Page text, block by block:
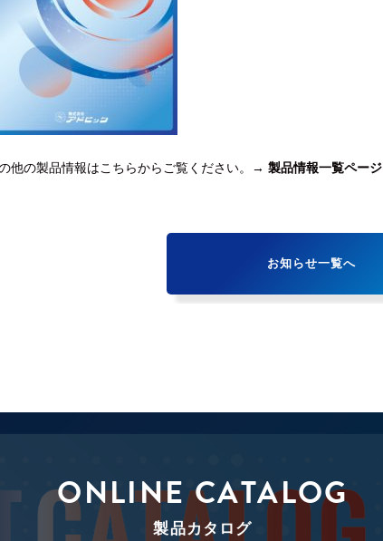
他の製品情報はこちらからご覧ください。→ 製品情報一覧ページ
お知らせ一覧へ
ONLINE CATALOG
製品カタログ